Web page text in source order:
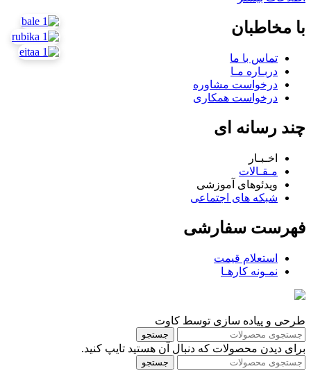
با مخاطبان
تماس با ما
دربـاره مـا
درخواست مشاوره
درخواست همکاری
چند رسانه ای
اخـبـار
مـقـالات
ویدئوهای آموزشی
شبکه های اجتماعی
فهرست سفارشی
استعلام قیمت
نمـونه کارهـا
طرحی و پیاده سازی توسط کاوت
جستجو
برای دیدن محصولات که دنبال آن هستید تایپ کنید.
جستجو